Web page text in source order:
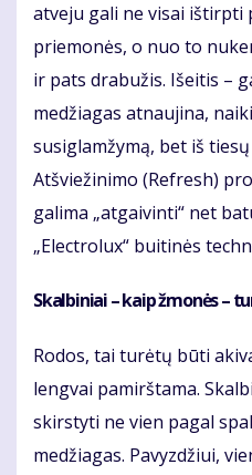
atveju gali ne visai ištirpti
priemonės, o nuo to
ir pats drabužis. Išeitis –
medžiagas atnaujina,
susiglamžymą, bet iš
Atšviežinimo (Refresh)
galima „atgaivinti“ net
„Electrolux“ buitinės
Skalbiniai – kaip žmonės –
Rodos, tai turėtų būti
lengvai pamirštama.
skirstyti ne vien pagal
medžiagas. Pavyzdžiui,